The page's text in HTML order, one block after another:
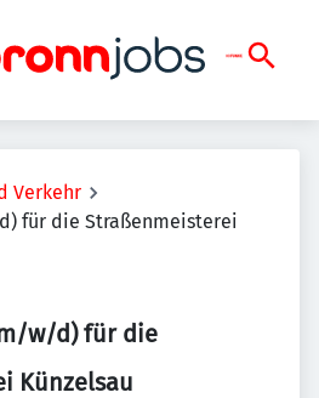
Verkehr
für die Straßenmeisterei
w/d) für die
Künzelsau